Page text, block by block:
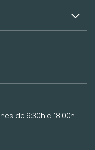
de 9:30h a 18:00h